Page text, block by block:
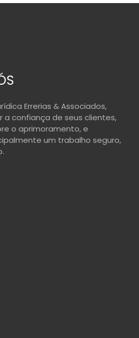
Errerias & Associados,
confiança de seus clientes,
o aprimoramento, e
um trabalho seguro,